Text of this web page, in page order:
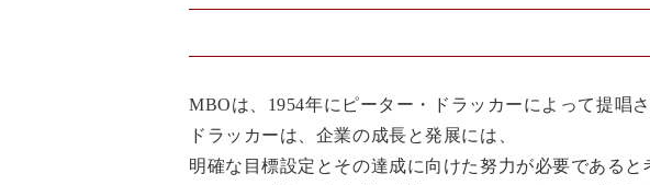
MBOは、1954年にピーター・ドラッカーによって提唱さ
ドラッカーは、企業の成長と発展には、
明確な目標設定とその達成に向けた努力が必要であると